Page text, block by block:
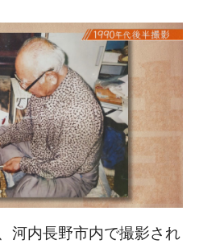
河内長野市内で撮影され